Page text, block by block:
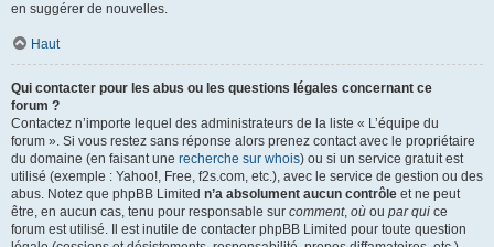
en suggérer de nouvelles.
Haut
Qui contacter pour les abus ou les questions légales concernant ce
forum ?
Contactez n’importe lequel des administrateurs de la liste « L’équipe du
forum ». Si vous restez sans réponse alors prenez contact avec le propriétaire
du domaine (en faisant une recherche sur whois) ou si un service gratuit est
utilisé (exemple : Yahoo!, Free, f2s.com, etc.), avec le service de gestion ou des
abus. Notez que phpBB Limited n’a absolument aucun contrôle et ne peut
être, en aucun cas, tenu pour responsable sur comment, où ou par qui ce
forum est utilisé. Il est inutile de contacter phpBB Limited pour toute question